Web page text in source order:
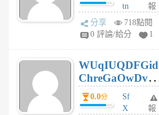
tn
jt
gl
個
月
前
報
分享
718點閱
0 評論/給分
1
WUqIUQDFGid
ChreGaOwDv
dY0.0分
Sf
X
報